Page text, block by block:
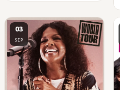
03
SEP